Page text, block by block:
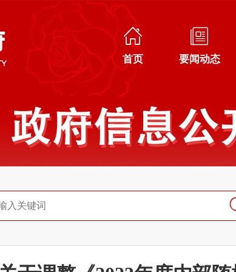
首页 要闻动态